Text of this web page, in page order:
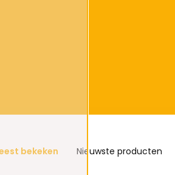
bekeken Nieuwste producten